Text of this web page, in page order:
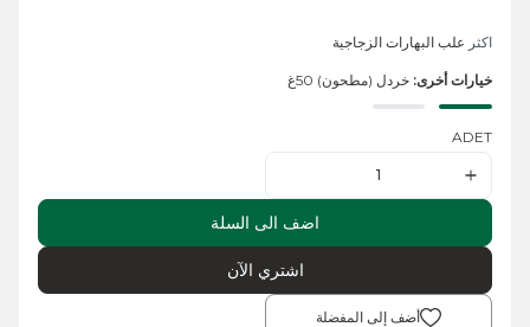
اكثر علب البهارات الزجاجية
خيارات أخرى: خردل (مطحون) 50غ
ADET
اضف الى السلة
اشتري الآن
أضف إلى المفضلة